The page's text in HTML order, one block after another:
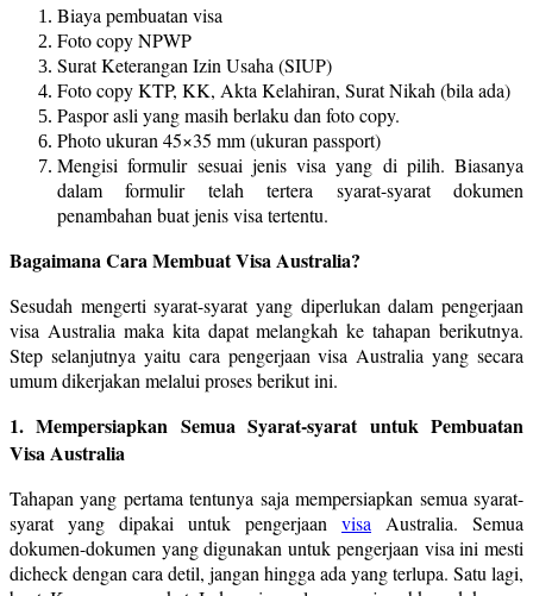
Biaya pembuatan visa
Foto copy NPWP
Surat Keterangan Izin Usaha (SIUP)
Foto copy KTP, KK, Akta Kelahiran, Surat Nikah (bila ada)
Paspor asli yang masih berlaku dan foto copy.
Photo ukuran 45×35 mm (ukuran passport)
Mengisi formulir sesuai jenis visa yang di pilih. Biasanya
dalam formulir telah tertera syarat-syarat dokumen
penambahan buat jenis visa tertentu.
Bagaimana Cara Membuat Visa Australia?
Sesudah mengerti syarat-syarat yang diperlukan dalam pengerjaan
visa Australia maka kita dapat melangkah ke tahapan berikutnya.
Step selanjutnya yaitu cara pengerjaan visa Australia yang secara
umum dikerjakan melalui proses berikut ini.
1. Mempersiapkan Semua Syarat-syarat untuk Pembuatan
Visa Australia
Tahapan yang pertama tentunya saja mempersiapkan semua syarat-
syarat yang dipakai untuk pengerjaan visa Australia. Semua
dokumen-dokumen yang digunakan untuk pengerjaan visa ini mesti
dicheck dengan cara detil, jangan hingga ada yang terlupa. Satu lagi,